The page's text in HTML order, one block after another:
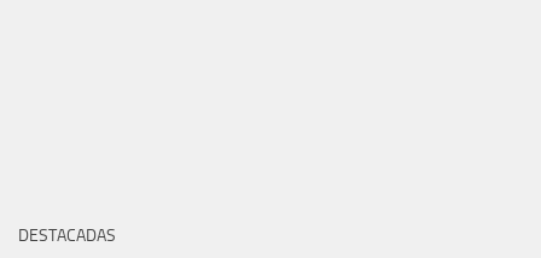
DESTACADAS